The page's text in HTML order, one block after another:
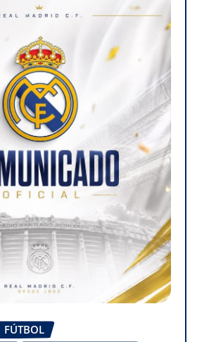
FÚTBOL